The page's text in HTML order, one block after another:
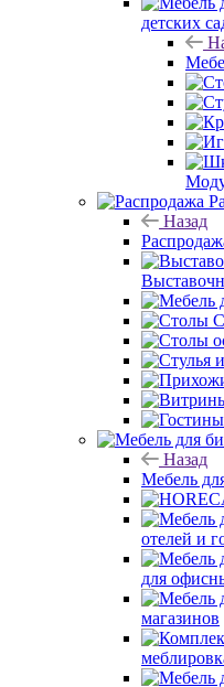
детских
Назад
Назад
Мебель
отелей и
для
магазинов